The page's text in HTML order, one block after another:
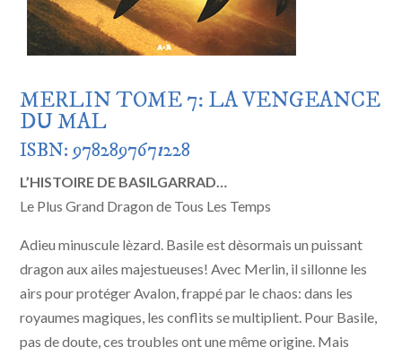
MERLIN TOME 7: LA VENGEANCE
DU MAL
ISBN: 9782897671228
L’HISTOIRE DE BASILGARRAD…
Le Plus Grand Dragon de Tous Les Temps
Adieu minuscule lèzard. Basile est dèsormais un puissant
dragon aux ailes majestueuses! Avec Merlin, il sillonne les
airs pour protéger Avalon, frappé par le chaos: dans les
royaumes magiques, les conflits se multiplient. Pour Basile,
pas de doute, ces troubles ont une même origine. Mais